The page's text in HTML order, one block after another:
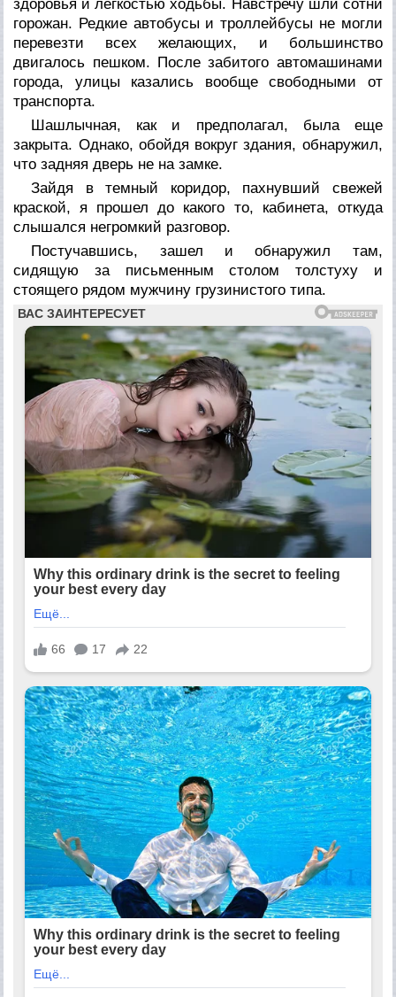
здоровья и легкостью ходьбы. Навстречу шли сотни
горожан. Редкие автобусы и троллейбусы не могли
перевезти всех желающих, и большинство
двигалось пешком. После забитого автомашинами
города, улицы казались вообще свободными от
транспорта.
Шашлычная, как и предполагал, была еще
закрыта. Однако, обойдя вокруг здания, обнаружил,
что задняя дверь не на замке.
Зайдя в темный коридор, пахнувший свежей
краской, я прошел до какого то, кабинета, откуда
слышался негромкий разговор.
Постучавшись, зашел и обнаружил там,
сидящую за письменным столом толстуху и
стоящего рядом мужчину грузинистого типа.